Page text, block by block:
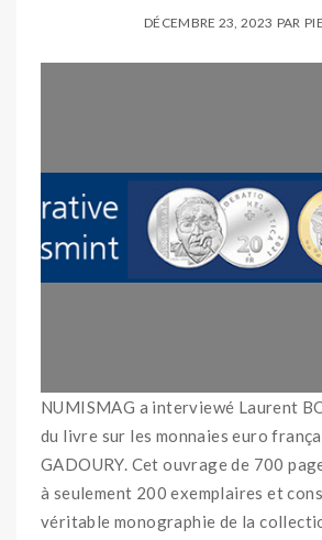
DÉCEMBRE 23, 2023 PAR
NUMISMAG a interviewé Laurent
du livre sur les monnaies euro
GADOURY. Cet ouvrage de 700
à seulement 200 exemplaires et
véritable monographie de la